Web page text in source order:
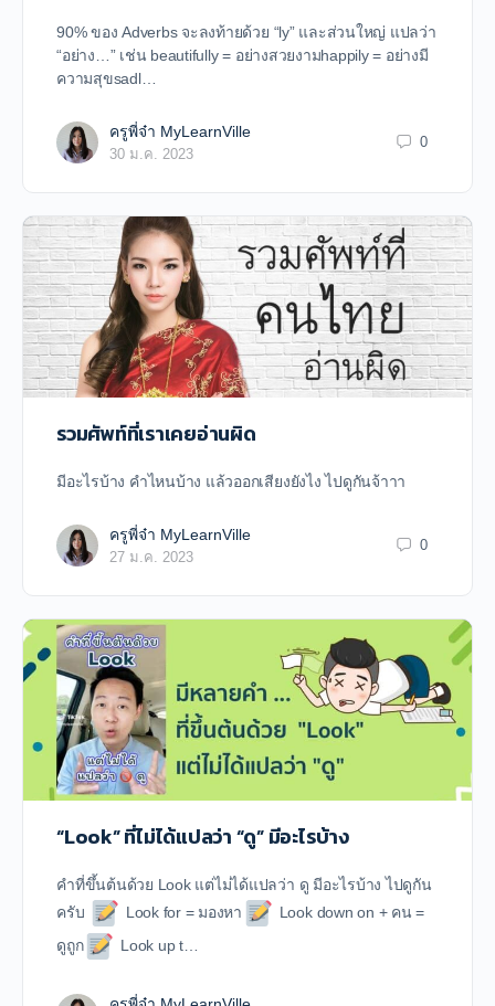
90% ของ Adverbs จะลงท้ายด้วย “ly” และส่วนใหญ่ แปลว่า
“อย่าง…” เช่น beautifully = อย่างสวยงามhappily = อย่างมี
ความสุขsadl…
ครูพี่จ๋า MyLearnVille
30 ม.ค. 2023
0
รวมศัพท์ที่เราเคยอ่านผิด
มีอะไรบ้าง คำไหนบ้าง แล้วออกเสียงยังไง ไปดูกันจ้าาา
ครูพี่จ๋า MyLearnVille
27 ม.ค. 2023
0
“Look” ที่ไม่ได้แปลว่า “ดู” มีอะไรบ้าง
คำที่ขึ้นต้นด้วย Look แต่ไม่ได้แปลว่า ดู มีอะไรบ้าง ไปดูกัน
ครับ
Look for = มองหา
Look down on + คน =
ดูถูก
Look up t…